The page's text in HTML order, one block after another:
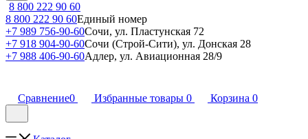
8 800 222 90 60
8 800 222 90 60Единый номер
+7 989 756-90-60Сочи, ул. Пластунская 72
+7 918 904-90-60Сочи (Строй-Сити), ул. Донская 28
+7 988 406-90-60Адлер, ул. Авиационная 28/9
Сравнение0 Избранные товары 0 Корзина 0